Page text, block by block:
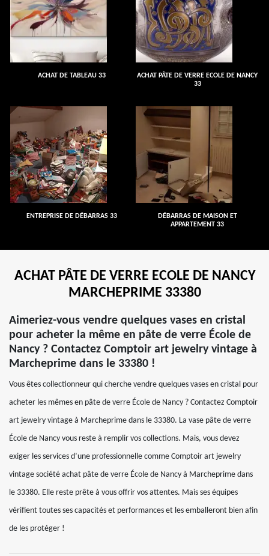
ACHAT DE TABLEAU 33
ACHAT PÂTE DE VERRE ECOLE DE NANCY
33
ENTREPRISE DE DÉBARRAS 33
DÉBARRAS DE MAISON ET
APPARTEMENT 33
ACHAT PÂTE DE VERRE ECOLE DE NANCY
MARCHEPRIME 33380
Aimeriez-vous vendre quelques vases en cristal
pour acheter la même en pâte de verre École de
Nancy ? Contactez Comptoir art jewelry vintage à
Marcheprime dans le 33380 !
Vous êtes collectionneur qui cherche vendre quelques vases en cristal pour
acheter les mêmes en pâte de verre École de Nancy ? Contactez Comptoir
art jewelry vintage à Marcheprime dans le 33380. La vase pâte de verre
École de Nancy vous reste à remplir vos collections. Mais, vous devez
exiger les services d’une professionnelle comme Comptoir art jewelry
vintage société achat pâte de verre École de Nancy à Marcheprime dans
le 33380. Elle reste prête à vous offrir vos attentes. Mais ses équipes
vérifient toutes ses capacités et performances et les emballeront bien afin
de les protéger !